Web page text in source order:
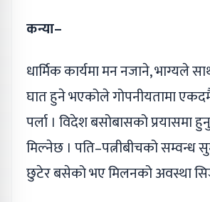
कन्या–
धार्मिक कार्यमा मन नजाने, भाग्यले
घात हुने भएकोले गोपनीयतामा
पर्ला । विदेश बसोबासको प्रयासमा
मिल्नेछ । पति–पत्नीबीचको सम्वन्ध
छुटेर बसेको भए मिलनको अवस्था